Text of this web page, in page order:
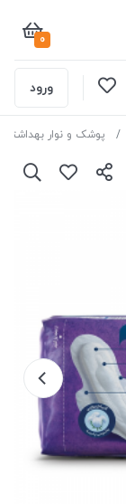
0
ورود
پوشک و نوار بهداشتی